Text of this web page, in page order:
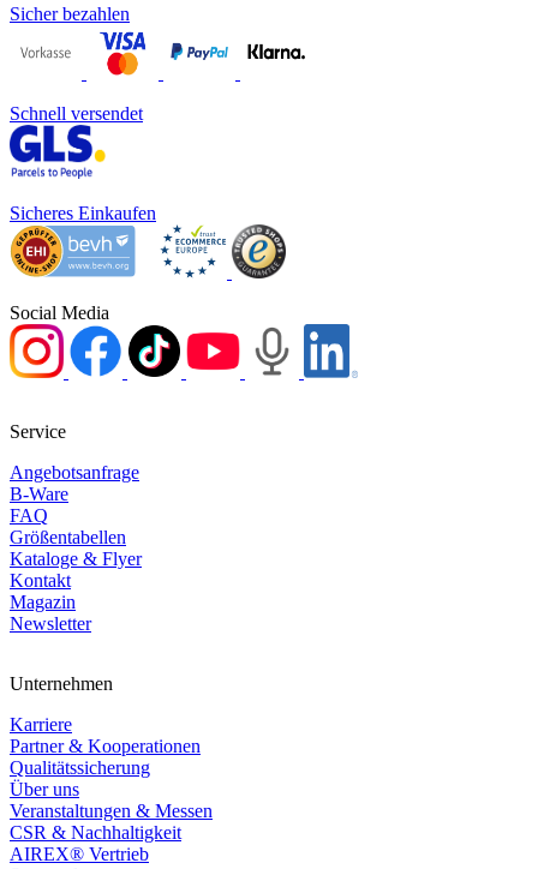
Sicher bezahlen
Schnell versendet
Sicheres Einkaufen
Social Media
Service
Angebotsanfrage
B-Ware
FAQ
Größentabellen
Kataloge & Flyer
Kontakt
Magazin
Newsletter
Unternehmen
Karriere
Partner & Kooperationen
Qualitätssicherung
Über uns
Veranstaltungen & Messen
CSR & Nachhaltigkeit
AIREX® Vertrieb